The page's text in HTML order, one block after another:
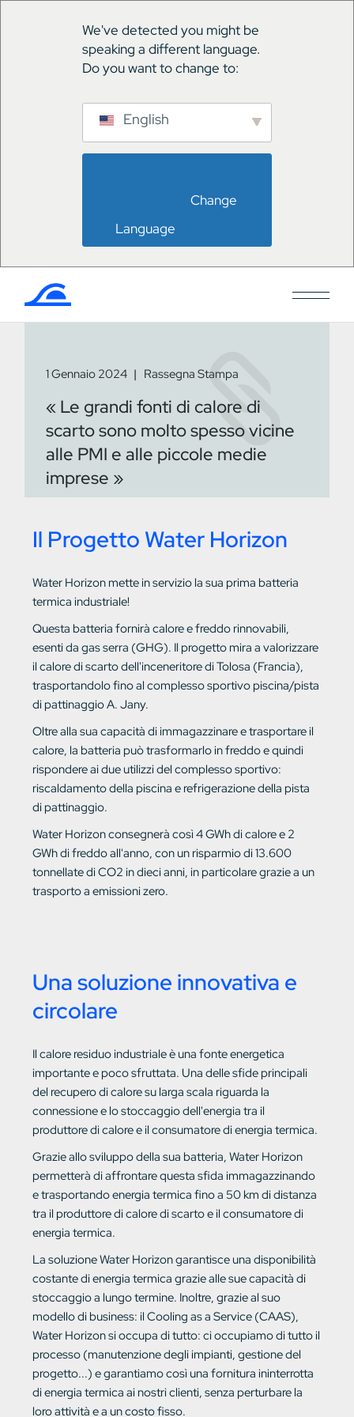
We've detected you might be
speaking a different language.
Do you want to change to:
English
Language
1 Gennaio 2024 Rassegna Stampa
« Le grandi fonti di calore di
scarto sono molto spesso vicine
alle PMI e alle piccole medie
imprese »
Il Progetto Water Horizon
Water Horizon mette in servizio la sua prima batteria
termica industriale!
Questa batteria fornirà calore e freddo rinnovabili,
esenti da gas serra (GHG). Il progetto mira a valorizzare
il calore di scarto dell'inceneritore di Tolosa (Francia),
trasportandolo fino al complesso sportivo piscina/pista
di pattinaggio A. Jany.
Oltre alla sua capacità di immagazzinare e trasportare il
calore, la batteria può trasformarlo in freddo e quindi
rispondere ai due utilizzi del complesso sportivo:
riscaldamento della piscina e refrigerazione della pista
di pattinaggio.
Water Horizon consegnerà così 4 GWh di calore e 2
GWh di freddo all'anno, con un risparmio di 13.600
tonnellate di CO2 in dieci anni, in particolare grazie a un
trasporto a emissioni zero.
Una soluzione innovativa e
circolare
Il calore residuo industriale è una fonte energetica
importante e poco sfruttata. Una delle sfide principali
del recupero di calore su larga scala riguarda la
connessione e lo stoccaggio dell'energia tra il
produttore di calore e il consumatore di energia termica.
Grazie allo sviluppo della sua batteria, Water Horizon
permetterà di affrontare questa sfida immagazzinando
e trasportando energia termica fino a 50 km di distanza
tra il produttore di calore di scarto e il consumatore di
energia termica.
La soluzione Water Horizon garantisce una disponibilità
costante di energia termica grazie alle sue capacità di
stoccaggio a lungo termine. Inoltre, grazie al suo
modello di business: il Cooling as a Service (CAAS),
Water Horizon si occupa di tutto: ci occupiamo di tutto il
processo (manutenzione degli impianti, gestione del
progetto...) e garantiamo così una fornitura ininterrotta
di energia termica ai nostri clienti, senza perturbare la
loro attività e a un costo fisso.